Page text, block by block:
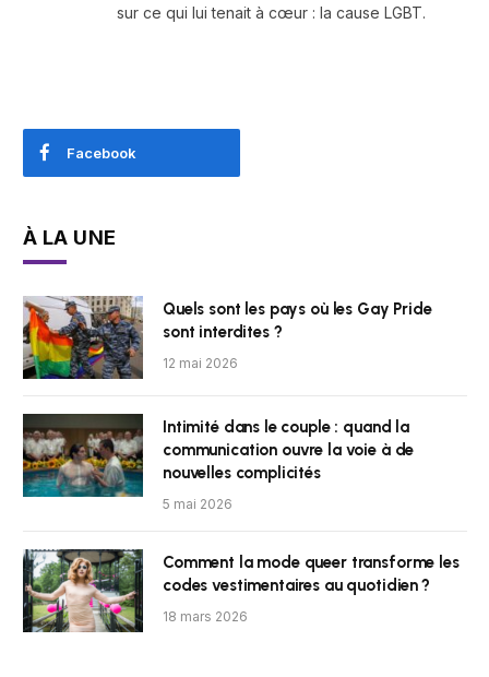
sur ce qui lui tenait à cœur : la cause LGBT.
Facebook
À LA UNE
Quels sont les pays où les Gay Pride
sont interdites ?
12 mai 2026
Intimité dans le couple : quand la
communication ouvre la voie à de
nouvelles complicités
5 mai 2026
Comment la mode queer transforme les
codes vestimentaires au quotidien ?
18 mars 2026